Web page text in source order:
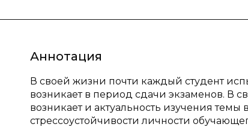
Аннотация
В своей жизни почти каждый студент
возникает в период сдачи экзаменов. В
возникает и актуальность изучения
стрессоустойчивости личности